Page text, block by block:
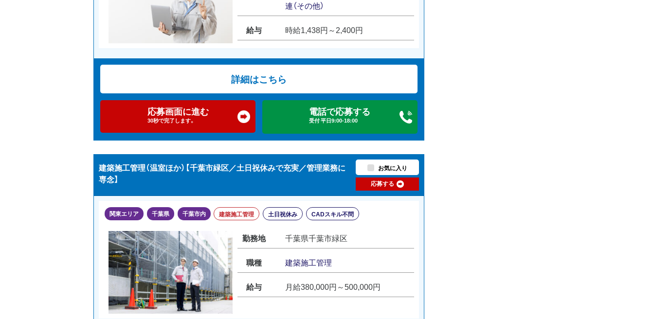
連（その他）
給与 時給1,438円～2,400円
詳細はこちら
応募画面に進む
30秒で完了します。
電話で応募する
受付 平日9:00-18:00
建築施工管理（温室ほか）【千葉市緑区／土日祝休みで充実／管理業務に
専念】
お気に入り
応募する
関東エリア 千葉県 千葉市内 建築施工管理 土日祝休み CADスキル不問
勤務地 千葉県千葉市緑区
職種 建築施工管理
給与 月給380,000円～500,000円